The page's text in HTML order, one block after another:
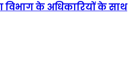
विभाग के अधिकारियों के साथ